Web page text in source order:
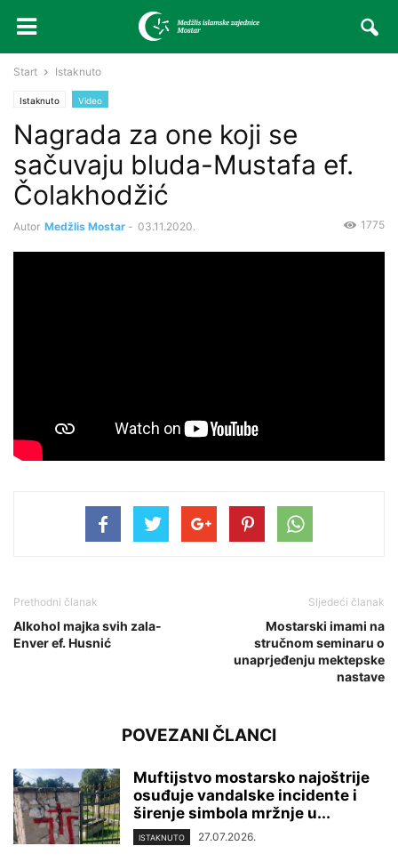
Start Istaknuto
Istaknuto Video
Nagrada za one koji se
sačuvaju bluda-Mustafa ef.
Čolakhodžić
Autor Medžlis Mostar - 03.11.2020. 1775
Prethodni članak
Alkohol majka svih zala-
Enver ef. Husnić
Sljedeći članak
Mostarski imami na
stručnom seminaru o
unaprjeđenju mektepske
nastave
POVEZANI ČLANCI
Muftijstvo mostarsko najoštrije
osuđuje vandalske incidente i
širenje simbola mržnje u...
ISTAKNUTO 27.07.2026.